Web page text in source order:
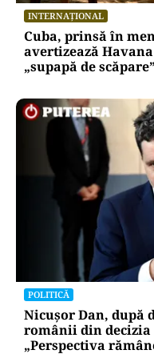
INTERNAȚIONAL
Cuba, prinsă în
avertizează
„supapă de scăpare”
POLITICĂ
Nicușor Dan, după
românii din decizia
„Perspectiva